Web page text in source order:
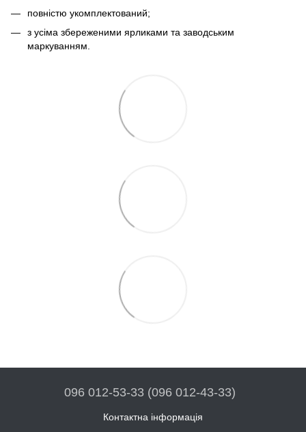
повністю укомплектований;
з усіма збереженими ярликами та заводським
маркуванням.
096 012-53-33 (096 012-43-33)
Контактна інформація